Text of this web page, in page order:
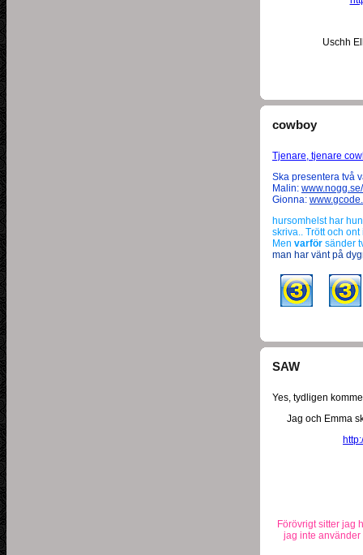
Uschh
cowboy
Tjenare, tjenare
Ska presentera två
Malin:
Gionna:
hursomhelst har
skriva.. Trött och
Men varför sänder
man har vänt på
SAW
Yes, tydligen
Jag och Emma
Förövrigt sitter jag
jag inte använder